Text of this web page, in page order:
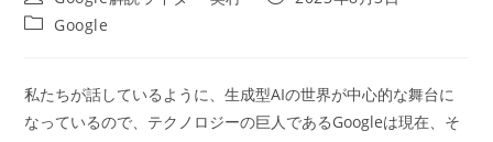
稿
者:
投
テ
ゴ
リ
Google
私たちが話しているように、生成型AIの世界が中心的な舞台に
なっているので、テクノロジーの巨人であるGoogleは現在、そ